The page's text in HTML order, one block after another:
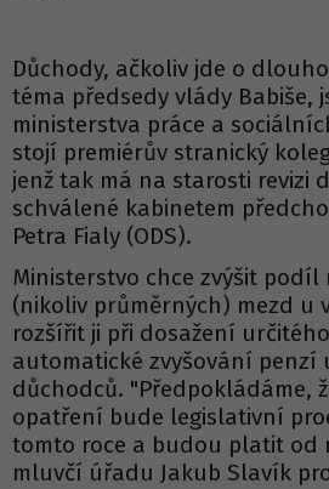
Důchody, ačkoliv jde o
téma předsedy vlády Babiše,
ministerstva práce a
stojí premiérův stranický
jenž tak má na starosti revizi
schválené kabinetem
Petra Fialy (ODS).
Ministerstvo chce zvýšit
(nikoliv průměrných) mezd u
rozšířit ji při dosažení
automatické zvyšování penzí
důchodců. "Předpokládáme,
opatření bude legislativní
tomto roce a budou platit od
mluvčí úřadu Jakub Slavík